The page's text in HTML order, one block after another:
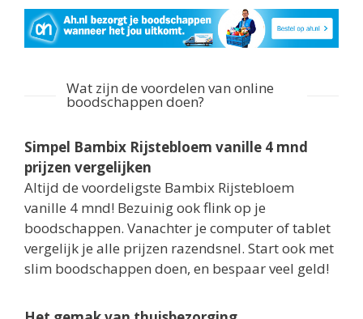
Wat zijn de voordelen van online
boodschappen doen?
Simpel Bambix Rijstebloem vanille 4 mnd
prijzen vergelijken
Altijd de voordeligste Bambix Rijstebloem
vanille 4 mnd! Bezuinig ook flink op je
boodschappen. Vanachter je computer of tablet
vergelijk je alle prijzen razendsnel. Start ook met
slim boodschappen doen, en bespaar veel geld!